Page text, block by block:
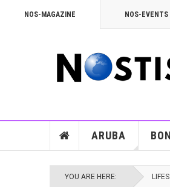
NOS-MAGAZINE NOS-EVENTS
ARUBA
YOU ARE HERE: